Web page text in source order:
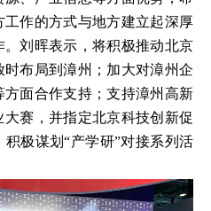
作的方式与地方建立起深厚
刘晖表示，将积极推动北京
布局到漳州；加大对漳州企
面合作支持；支持漳州高新
大赛，并指定北京科技创新促
极谋划“产学研”对接系列活